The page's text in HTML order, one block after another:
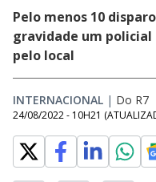
Pelo menos 10
gravidade um policial
pelo local
INTERNACIONAL | Do R7
24/08/2022 - 10H21